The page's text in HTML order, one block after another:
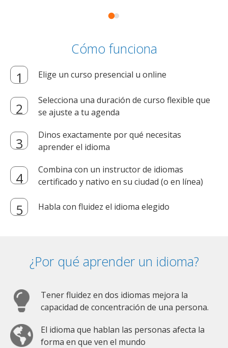
Cómo funciona
Elige un curso presencial u online
Selecciona una duración de curso flexible que
se ajuste a tu agenda
Dinos exactamente por qué necesitas
aprender el idioma
Combina con un instructor de idiomas
certificado y nativo en su ciudad (o en línea)
Habla con fluidez el idioma elegido
¿Por qué aprender un idioma?
Tener fluidez en dos idiomas mejora la
capacidad de concentración de una persona.
El idioma que hablan las personas afecta la
forma en que ven el mundo